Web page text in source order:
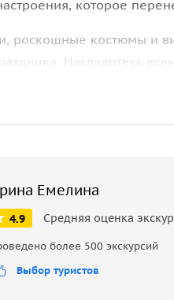
которое
роскошные костюмы и
Насладитесь
и радостью зимних
шанс стать
год. Погрузитесь в
Емелина
4.9 Средняя оценка
более 500 экскурсий
Выбор туристов